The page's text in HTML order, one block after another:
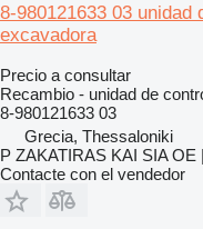
8-980121633 03 unidad
excavadora
Precio a consultar
Recambio - unidad de
8-980121633 03
Grecia, Thessaloniki
P ZAKATIRAS KAI SIA OE
Contacte con el vendedor